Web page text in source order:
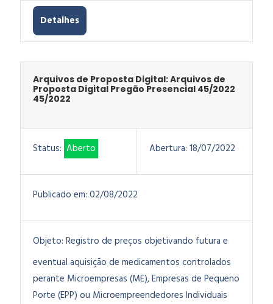
Detalhes
Arquivos de Proposta Digital: Arquivos de
Proposta Digital Pregão Presencial 45/2022
45/2022
Status: Aberto Abertura: 18/07/2022
Publicado em: 02/08/2022
Objeto: Registro de preços objetivando futura e
eventual aquisição de medicamentos controlados
perante Microempresas (ME), Empresas de Pequeno
Porte (EPP) ou Microempreendedores Individuais